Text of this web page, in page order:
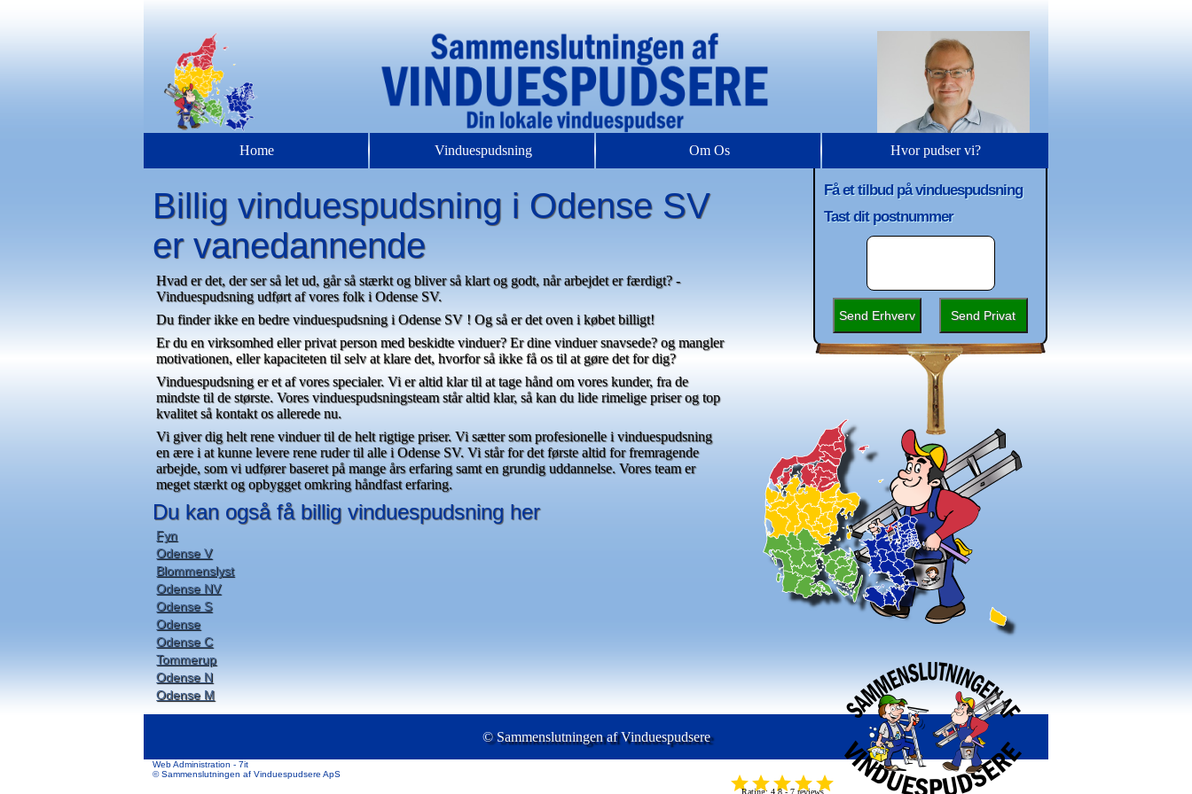
Home Vinduespudsning Om Os Hvor pudser vi?
Få et tilbud på vinduespudsning
Tast dit postnummer
Billig vinduespudsning i Odense SV
er vanedannende
Hvad er det, der ser så let ud, går så stærkt og bliver så klart og godt, når arbejdet er færdigt? -
Vinduespudsning udført af vores folk i Odense SV.
Du finder ikke en bedre vinduespudsning i Odense SV ! Og så er det oven i købet billigt!
Er du en virksomhed eller privat person med beskidte vinduer? Er dine vinduer snavsede? og mangler
motivationen, eller kapaciteten til selv at klare det, hvorfor så ikke få os til at gøre det for dig?
Vinduespudsning er et af vores specialer. Vi er altid klar til at tage hånd om vores kunder, fra de
mindste til de største. Vores vinduespudsningsteam står altid klar, så kan du lide rimelige priser og top
kvalitet så kontakt os allerede nu.
Vi giver dig helt rene vinduer til de helt rigtige priser. Vi sætter som profesionelle i vinduespudsning
en ære i at kunne levere rene ruder til alle i Odense SV. Vi står for det første altid for fremragende
arbejde, som vi udfører baseret på mange års erfaring samt en grundig uddannelse. Vores team er
meget stærkt og opbygget omkring håndfast erfaring.
Du kan også få billig vinduespudsning her
Fyn
Odense V
Blommenslyst
Odense NV
Odense S
Odense
Odense C
Tommerup
Odense N
Odense M
© Sammenslutningen af Vinduespudsere
Web Administration - 7it
© Sammenslutningen af Vinduespudsere ApS
Rating: 4.8 - 7 reviews